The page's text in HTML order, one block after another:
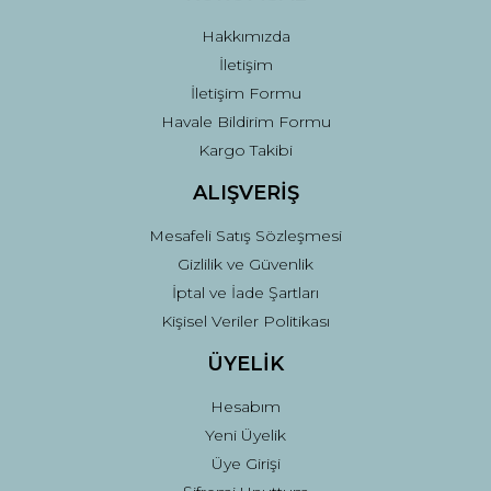
Gönder
Hakkımızda
İletişim
İletişim Formu
Havale Bildirim Formu
Kargo Takibi
ALIŞVERİŞ
Mesafeli Satış Sözleşmesi
Gizlilik ve Güvenlik
İptal ve İade Şartları
Kişisel Veriler Politikası
ÜYELİK
Hesabım
Yeni Üyelik
Üye Girişi